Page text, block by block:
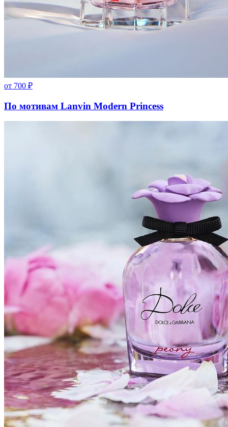
от 700 ₽
По мотивам Lanvin Modern Princess